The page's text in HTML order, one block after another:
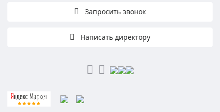
Запросить звонок
Написать директору